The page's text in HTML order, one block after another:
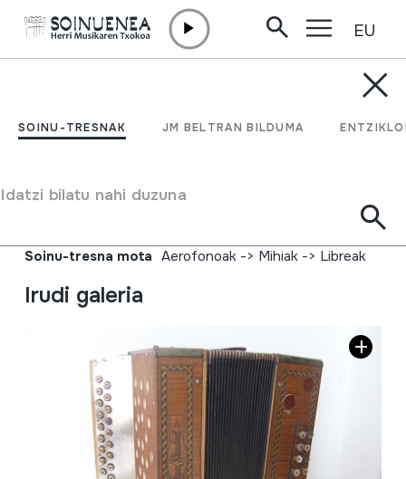
SOINU-TRESNAK JM BELTRAN BILDUMA
Idatzi bilatu nahi duzuna
EU
AKKORDEON;
AKORDEOIA
Soinu-tresna mota Aerofonoak-> Mihiak-> Libreak
Irudi galeria